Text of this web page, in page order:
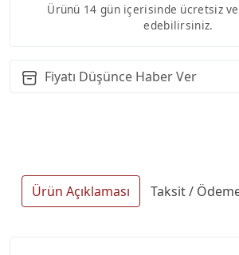
Ürünü 14 gün içerisinde ücretsiz
edebilirsiniz.
Fiyatı Düşünce Haber Ver
Ürün Açıklaması Taksit /